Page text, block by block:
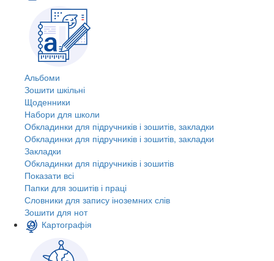
Альбоми
Зошити шкільні
Щоденники
Набори для школи
Обкладинки для підручників і зошитів, закладки
Обкладинки для підручників і зошитів, закладки
Закладки
Обкладинки для підручників і зошитів
Показати всі
Папки для зошитів і праці
Словники для запису іноземних слів
Зошити для нот
Картографія